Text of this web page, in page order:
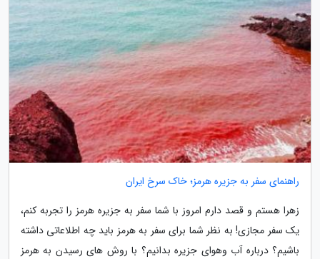
راهنمای سفر به جزیره هرمز؛ خاک سرخ ایران
زهرا هستم و قصد دارم امروز با شما سفر به جزیره هرمز را تجربه کنم،
یک سفر مجازی! به نظر شما برای سفر به هرمز باید چه اطلاعاتی داشته
باشیم؟ درباره آب وهوای جزیره بدانیم؟ با روش های رسیدن به هرمز